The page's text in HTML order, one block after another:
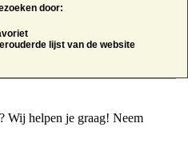
door:
lijst van de website
Wij helpen je graag! Neem